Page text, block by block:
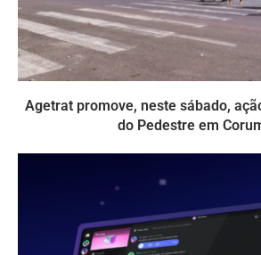
Agetrat promove, neste sábado,
do Pedestre em